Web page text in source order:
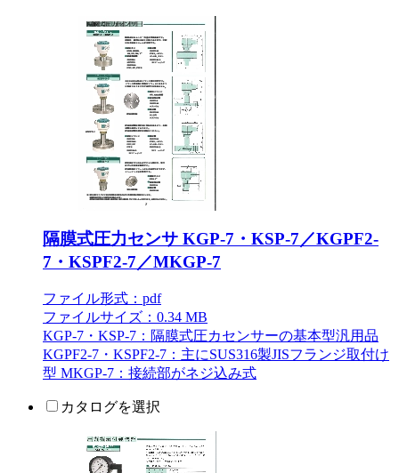
隔膜式圧力センサ KGP-7・KSP-7／KGPF2-
7・KSPF2-7／MKGP-7
ファイル形式：pdf
ファイルサイズ：0.34 MB
KGP-7・KSP-7：隔膜式圧カセンサーの基本型汎用品
KGPF2-7・KSPF2-7：主にSUS316製JISフランジ取付け
型 MKGP-7：接続部がネジ込み式
カタログを選択